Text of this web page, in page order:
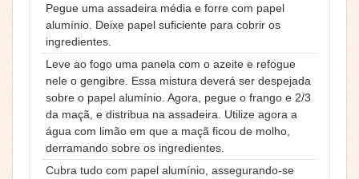
Pegue uma assadeira média e forre com papel
alumínio. Deixe papel suficiente para cobrir os
ingredientes.
Leve ao fogo uma panela com o azeite e refogue
nele o gengibre. Essa mistura deverá ser despejada
sobre o papel alumínio. Agora, pegue o frango e 2/3
da maçã, e distribua na assadeira. Utilize agora a
água com limão em que a maçã ficou de molho,
derramando sobre os ingredientes.
Cubra tudo com papel alumínio, assegurando-se